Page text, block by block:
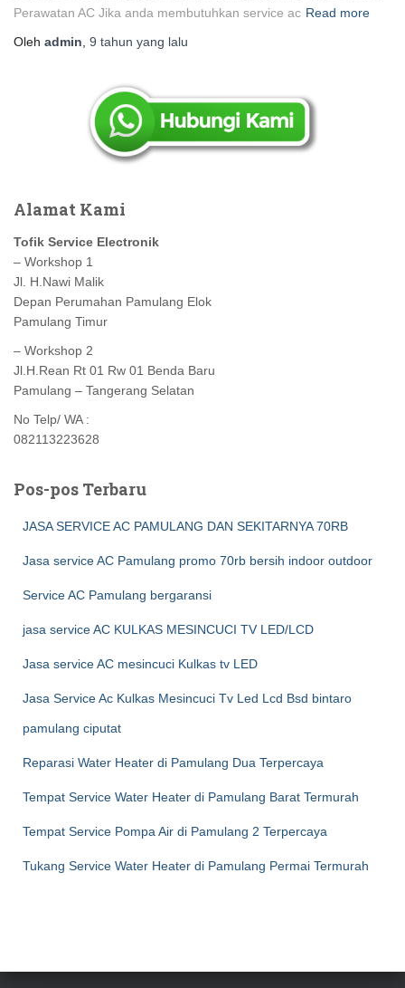
Perawatan AC Jika anda membutuhkan service ac Read more
Oleh admin 9 tahun yang lalu
Alamat Kami
Tofik Service Electronik
– Workshop 1
Jl. H.Nawi Malik
Depan Perumahan Pamulang Elok
Pamulang Timur
– Workshop 2
Jl.H.Rean Rt 01 Rw 01 Benda Baru
Pamulang – Tangerang Selatan
No Telp/ WA :
082113223628
Pos-pos Terbaru
JASA SERVICE AC PAMULANG DAN SEKITARNYA 70RB
Jasa service AC Pamulang promo 70rb bersih indoor outdoor
Service AC Pamulang bergaransi
jasa service AC KULKAS MESINCUCI TV LED/LCD
Jasa service AC mesincuci Kulkas tv LED
Jasa Service Ac Kulkas Mesincuci Tv Led Lcd Bsd bintaro
pamulang ciputat
Reparasi Water Heater di Pamulang Dua Terpercaya
Tempat Service Water Heater di Pamulang Barat Termurah
Tempat Service Pompa Air di Pamulang 2 Terpercaya
Tukang Service Water Heater di Pamulang Permai Termurah